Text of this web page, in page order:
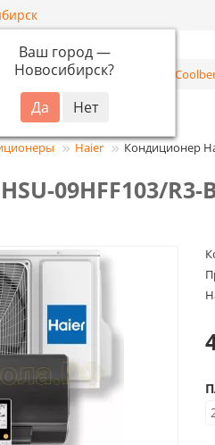
Ваш город —
Новосибирск?
Каталог
Haier Кондиционер
09HFF103/R3-